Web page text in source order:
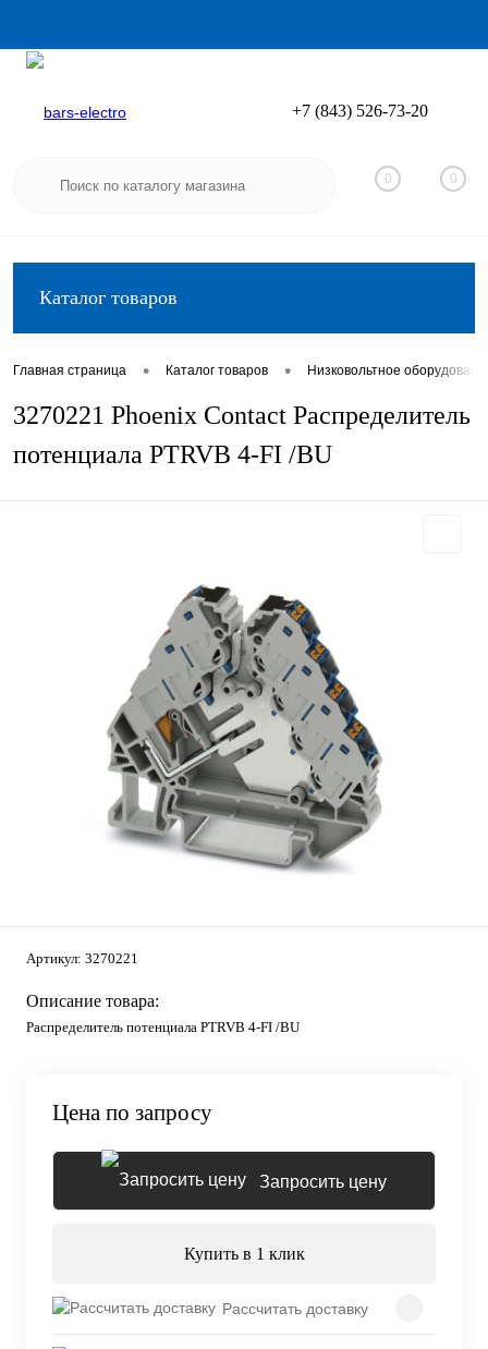
Вход
+7 (843) 526-73-20
0 0
Каталог товаров
Главная страница • Каталог товаров • Низковольтное
3270221 Phoenix Contact Распределитель
потенциала PTRVB 4-FI /BU
Артикул: 3270221
Описание товара:
Распределитель потенциала PTRVB 4-FI /BU
Цена по запросу
Запросить цену
Купить в 1 клик
Рассчитать доставку